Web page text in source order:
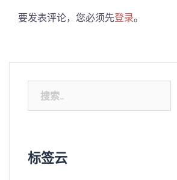
要发表评论，您必须先登录。
索：
标签云